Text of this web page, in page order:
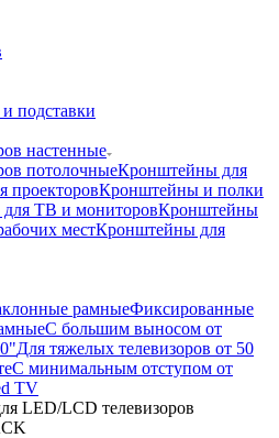
подставки
настенные
потолочныеКронштейны для
проекторовКронштейны и полки
ТВ и мониторовКронштейны
местКронштейны для
рамныеФиксированные
С большим выносом от
Для тяжелых телевизоров от 50
С минимальным отступом от
TV
LED/LCD телевизоров